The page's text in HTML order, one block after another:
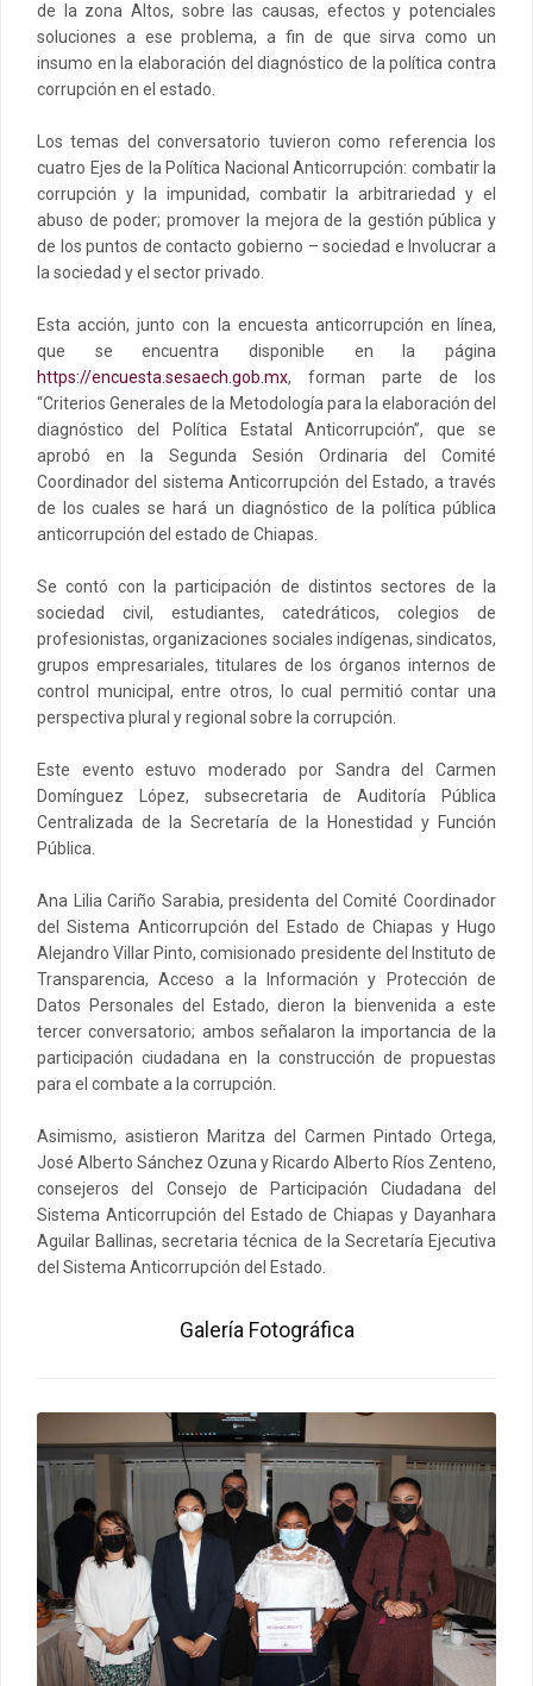
de la zona Altos, sobre las causas, efectos y potenciales
soluciones a ese problema, a fin de que sirva como un
insumo en la elaboración del diagnóstico de la política contra
corrupción en el estado.
Los temas del conversatorio tuvieron como referencia los
cuatro Ejes de la Política Nacional Anticorrupción: combatir la
corrupción y la impunidad, combatir la arbitrariedad y el
abuso de poder; promover la mejora de la gestión pública y
de los puntos de contacto gobierno – sociedad e Involucrar a
la sociedad y el sector privado.
Esta acción, junto con la encuesta anticorrupción en línea,
que se encuentra disponible en la página
https://encuesta.sesaech.gob.mx, forman parte de los
“Criterios Generales de la Metodología para la elaboración del
diagnóstico del Política Estatal Anticorrupción”, que se
aprobó en la Segunda Sesión Ordinaria del Comité
Coordinador del sistema Anticorrupción del Estado, a través
de los cuales se hará un diagnóstico de la política pública
anticorrupción del estado de Chiapas.
Se contó con la participación de distintos sectores de la
sociedad civil, estudiantes, catedráticos, colegios de
profesionistas, organizaciones sociales indígenas, sindicatos,
grupos empresariales, titulares de los órganos internos de
control municipal, entre otros, lo cual permitió contar una
perspectiva plural y regional sobre la corrupción.
Este evento estuvo moderado por Sandra del Carmen
Domínguez López, subsecretaria de Auditoría Pública
Centralizada de la Secretaría de la Honestidad y Función
Pública.
Ana Lilia Cariño Sarabia, presidenta del Comité Coordinador
del Sistema Anticorrupción del Estado de Chiapas y Hugo
Alejandro Villar Pinto, comisionado presidente del Instituto de
Transparencia, Acceso a la Información y Protección de
Datos Personales del Estado, dieron la bienvenida a este
tercer conversatorio; ambos señalaron la importancia de la
participación ciudadana en la construcción de propuestas
para el combate a la corrupción.
Asimismo, asistieron Maritza del Carmen Pintado Ortega,
José Alberto Sánchez Ozuna y Ricardo Alberto Ríos Zenteno,
consejeros del Consejo de Participación Ciudadana del
Sistema Anticorrupción del Estado de Chiapas y Dayanhara
Aguilar Ballinas, secretaria técnica de la Secretaría Ejecutiva
del Sistema Anticorrupción del Estado.
Galería Fotográfica